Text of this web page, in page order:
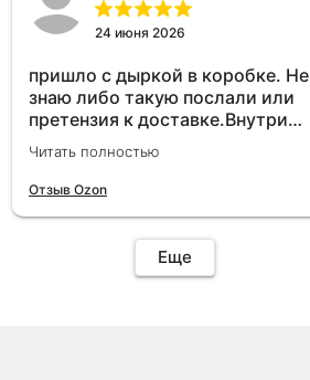
24 июня 2026
пришло с дыркой в коробке. Не
знаю либо такую послали или
претензия к доставке.Внутри
вроде всё цело. С первого раза
установить не получается не
знаю может интернет дурит.
отзыв.Дополняю отзыв для
установки необходимо
Читать полностью
Отзыв Ozon
Еще